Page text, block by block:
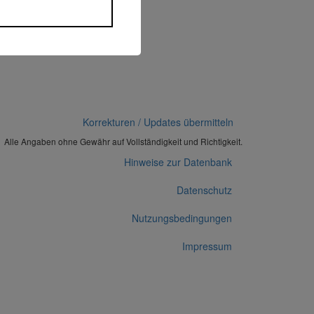
Korrekturen / Updates übermitteln
Alle Angaben ohne Gewähr auf Vollständigkeit und Richtigkeit.
Hinweise zur Datenbank
Datenschutz
Nutzungsbedingungen
Impressum